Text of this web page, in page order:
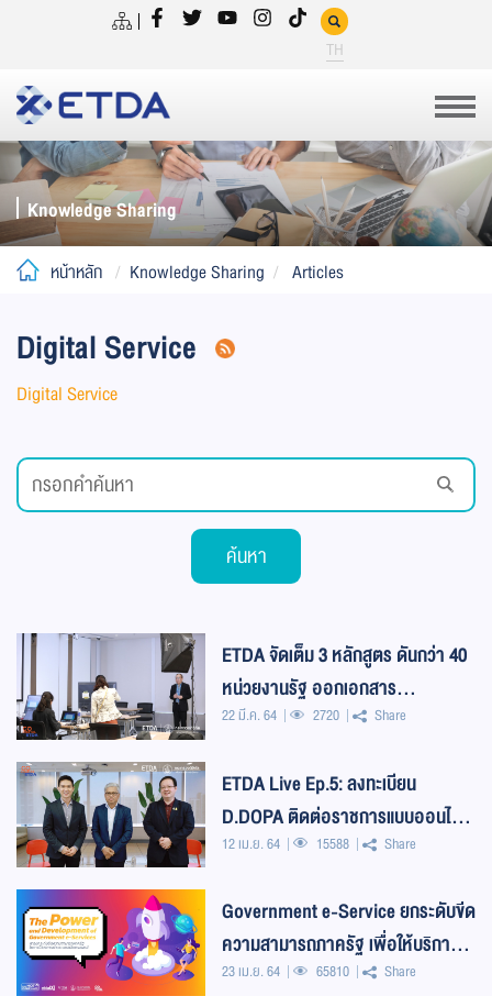
TH
Knowledge Sharing
หน้าหลัก Knowledge Sharing Articles
Digital Service
Digital Service
ค้นหา
ETDA จัดเต็ม 3 หลักสูตร ดันกว่า 40
หน่วยงานรัฐ ออกเอกสาร
อิเล็กทรอนิกส์ที่น่าเชื่อถือ
22 มี.ค. 64 2720 Share
ETDA Live Ep.5: ลงทะเบียน
D.DOPA ติดต่อราชการแบบออนไลน์
ได้เลย
12 เม.ย. 64 15588 Share
Government e-Service ยกระดับขีด
ความสามารถภาครัฐ เพื่อให้บริการ
ประชาชน
23 เม.ย. 64 65810 Share